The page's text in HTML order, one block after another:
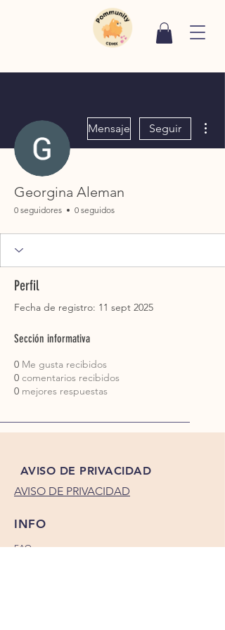
Mensaje Seguir
Georgina Aleman
0 seguidores 0 seguidos
Perfil
Fecha de registro: 11 sept 2025
Sección informativa
0 Me gusta recibidos
0 comentarios recibidos
0 mejores respuestas
AVISO DE PRIVACIDAD
AVISO DE PRIVACIDAD
INFO
FAQ